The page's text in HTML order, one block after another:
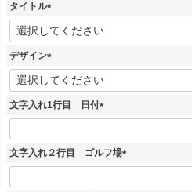
タイトル
(
必
須
デザイン
(
必
須
文字入れ1行目 日付
(
必
須
)
文字入れ２行目 ゴルフ場
(
必